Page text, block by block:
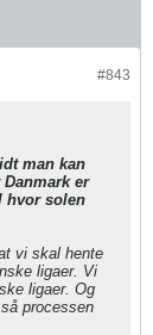
#843
man kan
er
hvor solen
vi skal hente
ligaer. Vi
ligaer. Og
processen